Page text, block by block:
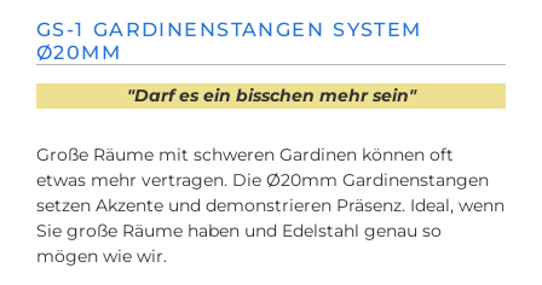
GS-1 GARDINENSTANGEN SYSTEM
Ø20MM
"Darf es ein bisschen mehr sein"
Große Räume mit schweren Gardinen können oft
etwas mehr vertragen. Die Ø20mm Gardinenstangen
setzen Akzente und demonstrieren Präsenz. Ideal, wenn
Sie große Räume haben und Edelstahl genau so
mögen wie wir.